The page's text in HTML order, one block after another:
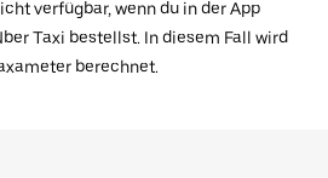
verfügbar, wenn du in der App
Taxi bestellst. In diesem Fall wird
berechnet.